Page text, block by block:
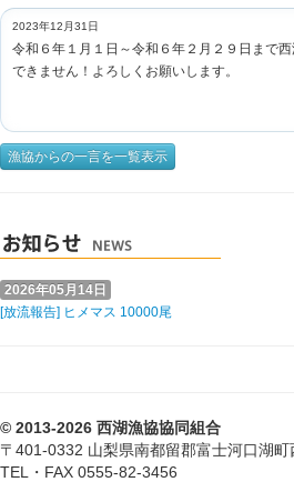
2023年12月31日
令和６年１月１日～令和６年２月２９日まで
できません！よろしくお願いします。
漁協からの一言を一覧表示
2026年05月14日
[放流報告] ヒメマス 10000尾
© 2013-2026 西湖漁協協同組合
〒401-0332 山梨県南都留郡富士河口湖町
TEL・FAX 0555-82-3456